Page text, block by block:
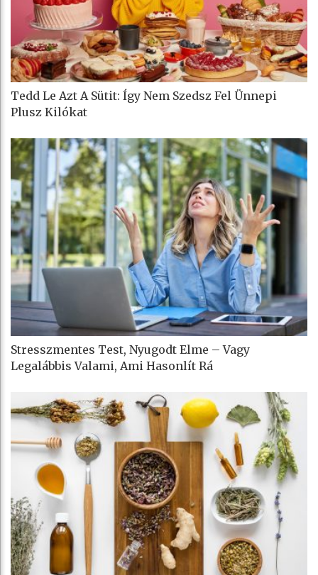
Tedd Le Azt A Sütit: Így Nem Szedsz Fel Ünnepi
Plusz Kilókat
Stresszmentes Test, Nyugodt Elme – Vagy
Legalábbis Valami, Ami Hasonlít Rá